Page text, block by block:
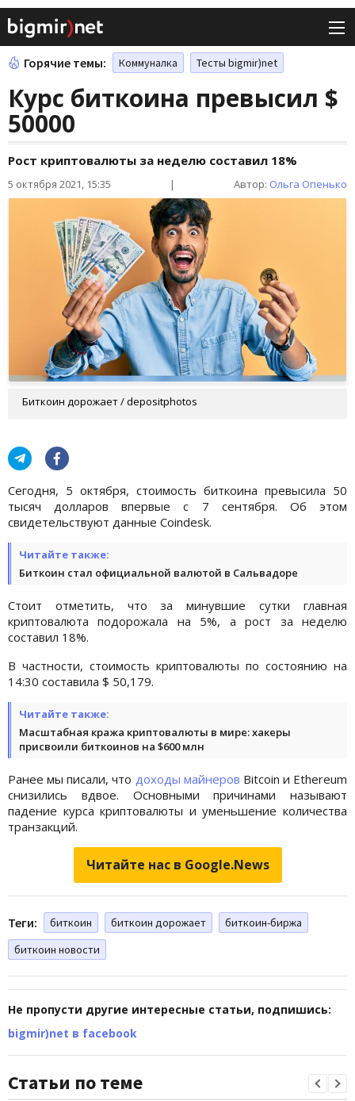
Горячие темы: Коммуналка Тесты bigmir)net
Курс биткоина превысил $
50000
Рост криптовалюты за неделю составил 18%
5 октября 2021, 15:35 | Автор: Ольга Опенько
Биткоин дорожает / depositphotos
Сегодня, 5 октября, стоимость биткоина превысила 50
тысяч долларов впервые с 7 сентября. Об этом
свидетельствуют данные Coindesk.
Читайте также:
Биткоин стал официальной валютой в Сальвадоре
Стоит отметить, что за минувшие сутки главная
криптовалюта подорожала на 5%, а рост за неделю
составил 18%.
В частности, стоимость криптовалюты по состоянию на
14:30 составила $ 50,179.
Читайте также:
Масштабная кража криптовалюты в мире: хакеры
присвоили биткоинов на $600 млн
Ранее мы писали, что доходы майнеров Bitcoin и Ethereum
снизились вдвое. Основными причинами называют
падение курса криптовалюты и уменьшение количества
транзакций.
Читайте нас в Google.News
Теги: биткоин биткоин дорожает
биткоин-биржа
биткоин новости
Не пропусти другие интересные статьи, подпишись:
bigmir)net в facebook
Статьи по теме